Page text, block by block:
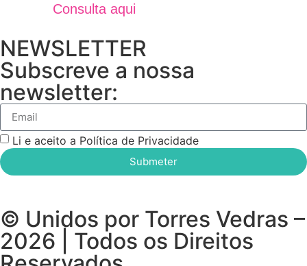
Consulta aqui
NEWSLETTER
Subscreve a nossa
newsletter:
Li e aceito a Política de Privacidade
Submeter
© Unidos por Torres Vedras –
2026 | Todos os Direitos